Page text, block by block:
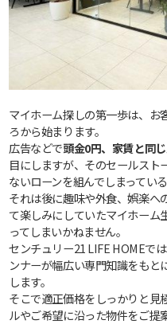
マイホーム探しの第一歩は、お
ろから始まります。
広告などで頭金0円、家賃と同
目にしますが、そのセールスト
ないローンを組んでしまってい
それは後に趣味や外食、娯楽へ
て楽しみにしていたマイホーム
ってしまいかねません。
センチュリー21 LIFE HOMEで
ンナーが幅広い専門知識をも
します。
そこで適正価格をしっかりと見
ルやご希望に沿った物件をご提